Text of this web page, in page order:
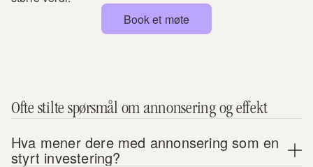
Book et møte
Ofte stilte spørsmål om annonsering og effekt
Hva mener dere med annonsering som en
styrt investering?